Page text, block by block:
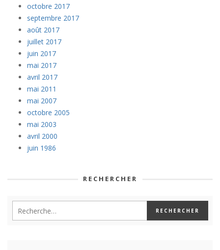
octobre 2017
septembre 2017
août 2017
juillet 2017
juin 2017
mai 2017
avril 2017
mai 2011
mai 2007
octobre 2005
mai 2003
avril 2000
juin 1986
RECHERCHER